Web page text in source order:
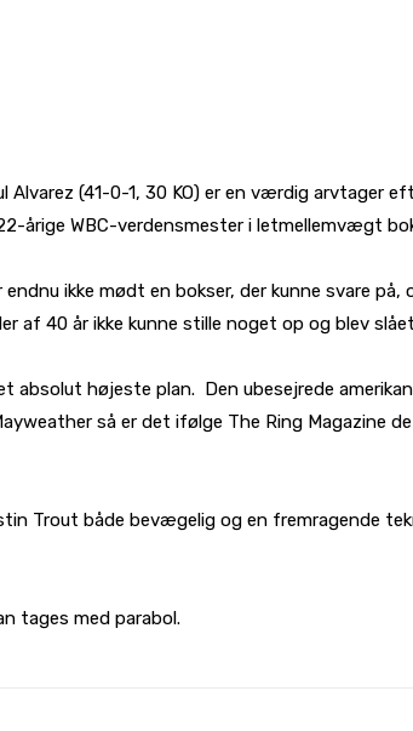
(41-0-1, 30 KO) er en værdig arvtager
årige WBC-verdensmester i letmellemvægt
ikke mødt en bokser, der kunne svare
af 40 år ikke kunne stille noget op og blev
højeste plan. Den ubesejrede
så er det ifølge The Ring Magazine
Trout både bevægelig og en fremragende
tages med parabol.